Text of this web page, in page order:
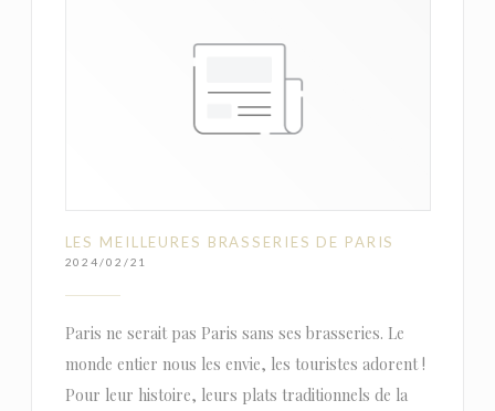
LES MEILLEURES BRASSERIES DE PARIS
2024/02/21
Paris ne serait pas Paris sans ses brasseries. Le
monde entier nous les envie, les touristes adorent !
Pour leur histoire, leurs plats traditionnels de la